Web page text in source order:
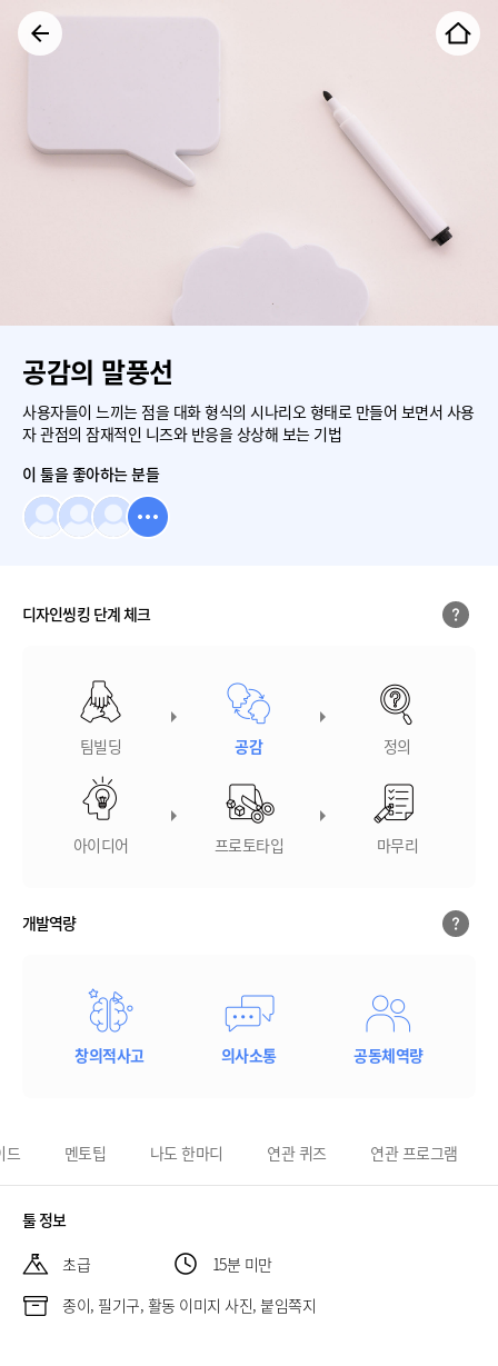
공감의 말풍선
사용자들이 느끼는 점을 대화 형식의 시나리오 형태로 만들어 보면서 사용
자 관점의 잠재적인 니즈와 반응을 상상해 보는 기법
이 툴을 좋아하는 분들
디자인씽킹 단계 체크
팀빌딩 공감 정의
아이디어 프로토타입 마무리
개발역량
창의적사고 의사소통 공동체역량
드 멘토팁 나도 한마디 연관 퀴즈 연관 프로그램
툴 정보
초급
15분 미만
종이, 필기구, 활동 이미지 사진, 붙임쪽지